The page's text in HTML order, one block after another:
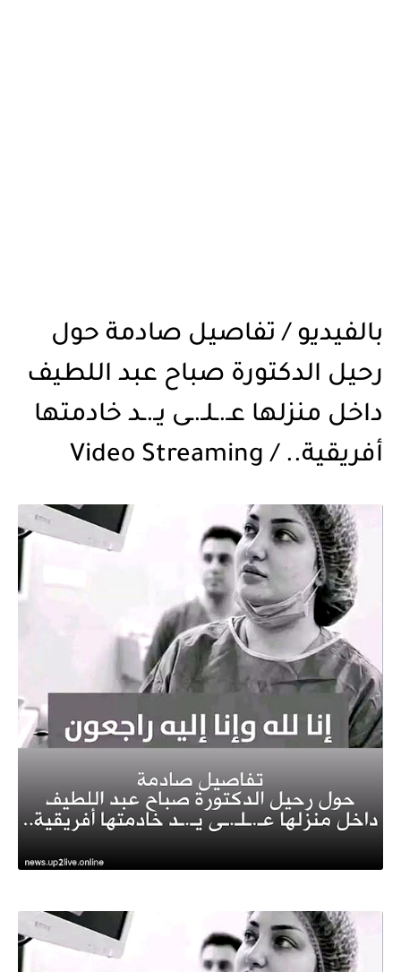
بالفيديو / تفاصيل صادمة حول
رحيل الدكتورة صباح عبد اللطيف
داخل منزلها عـ.ـلـ.ـى يـ.ـد خادمتها
أفريقية.. / Video Streaming